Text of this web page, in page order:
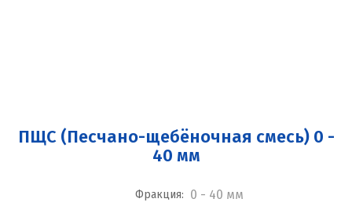
ПЩС (Песчано-щебёночная смесь) 0 -
40 мм
Фракция: 0 - 40 мм